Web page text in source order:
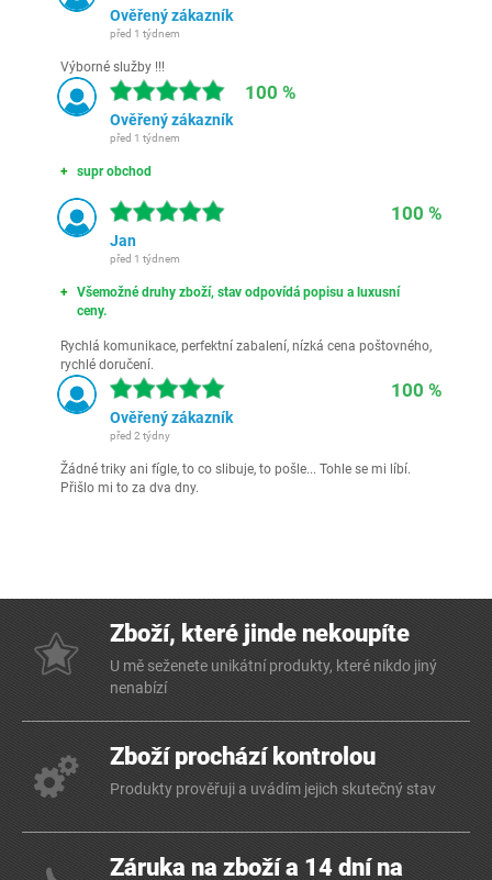
Ověřený zákazník
před 1 týdnem
Výborné služby !!!
100 %
Ověřený zákazník
před 1 týdnem
supr obchod
100 %
Jan
před 1 týdnem
Všemožné druhy zboží, stav odpovídá popisu a luxusní
ceny.
Rychlá komunikace, perfektní zabalení, nízká cena poštovného,
rychlé doručení.
100 %
Ověřený zákazník
před 2 týdny
Žádné triky ani fígle, to co slibuje, to pošle... Tohle se mi líbí.
Přišlo mi to za dva dny.
Zboží, které jinde nekoupíte
U mě seženete unikátní produkty, které nikdo jiný
nenabízí
Zboží prochází kontrolou
Produkty prověřuji a uvádím jejich skutečný stav
Záruka na zboží a 14 dní na